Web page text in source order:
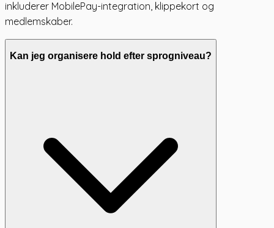
inkluderer MobilePay-integration, klippekort og
medlemskaber.
Kan jeg organisere hold efter sprogniveau?